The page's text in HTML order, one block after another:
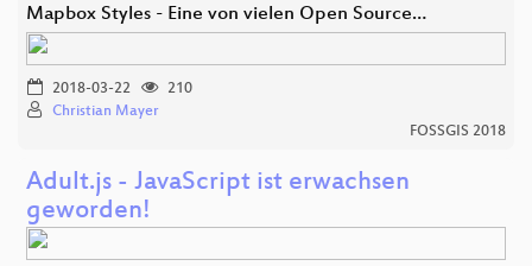
Mapbox Styles - Eine von vielen Open Source…
2018-03-22
210
Christian Mayer
FOSSGIS 2018
Adult.js - JavaScript ist erwachsen
geworden!